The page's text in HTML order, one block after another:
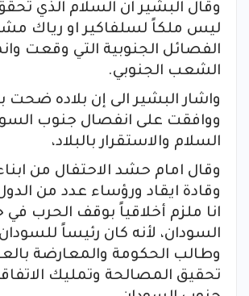
وقال البشير ان السلام الذي
ليس ملكاً لسلفاكير او رياك
الفصائل الجنوبية التي وقعت
الشعب الجنوبي.
واشار البشير الى إن بلاده ضحت
ووافقت على انفصال جنوب
السلام والاستقرار بالبلاد،
وقال امام حشد الاحتفال من
وقادة ايقاد ورؤساء عدد من الدول
انا ملزم أخلاقياً بوقف الحرب
السودان، لأنه كان رئيساً
وطالب الحكومة والمعارضة
تحقيق المصالحة وتمليك